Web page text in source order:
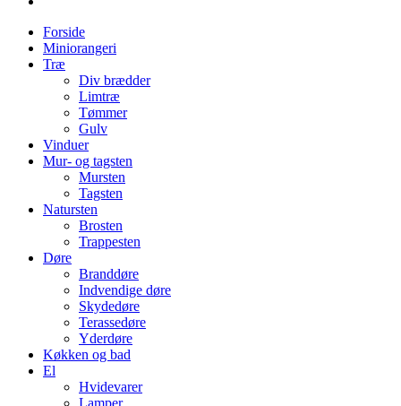
Forside
Miniorangeri
Træ
Div brædder
Limtræ
Tømmer
Gulv
Vinduer
Mur- og tagsten
Mursten
Tagsten
Natursten
Brosten
Trappesten
Døre
Branddøre
Indvendige døre
Skydedøre
Terassedøre
Yderdøre
Køkken og bad
El
Hvidevarer